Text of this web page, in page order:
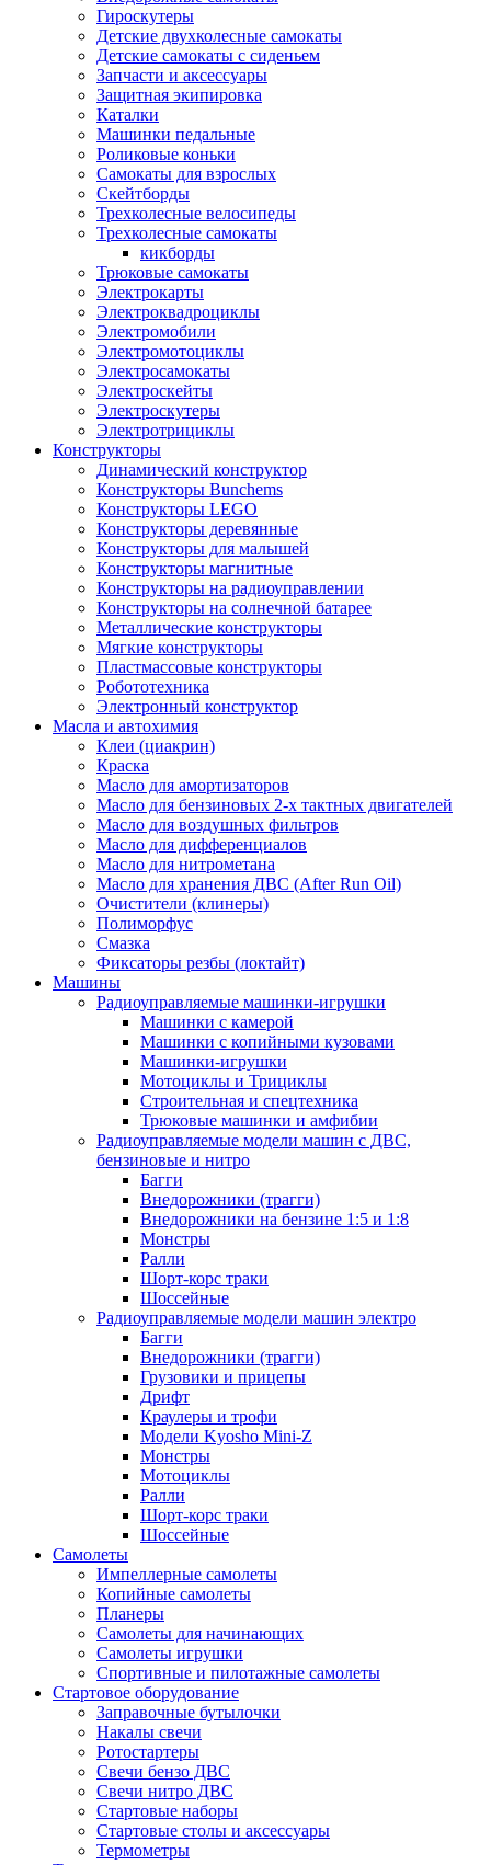
Гироскутеры
Детские двухколесные самокаты
Детские самокаты с сиденьем
Запчасти и аксессуары
Защитная экипировка
Каталки
Машинки педальные
Роликовые коньки
Самокаты для взрослых
Скейтборды
Трехколесные велосипеды
Трехколесные самокаты
кикборды
Трюковые самокаты
Электрокарты
Электроквадроциклы
Электромобили
Электромотоциклы
Электросамокаты
Электроскейты
Электроскутеры
Электротрициклы
Конструкторы
Динамический конструктор
Конструкторы Bunchems
Конструкторы LEGO
Конструкторы деревянные
Конструкторы для малышей
Конструкторы магнитные
Конструкторы на радиоуправлении
Конструкторы на солнечной батарее
Металлические конструкторы
Мягкие конструкторы
Пластмассовые конструкторы
Робототехника
Электронный конструктор
Масла и автохимия
Клеи (циакрин)
Краска
Масло для амортизаторов
Масло для бензиновых 2-х тактных двигателей
Масло для воздушных фильтров
Масло для дифференциалов
Масло для нитрометана
Масло для хранения ДВС (After Run Oil)
Очистители (клинеры)
Полиморфус
Смазка
Фиксаторы резбы (локтайт)
Машины
Радиоуправляемые машинки-игрушки
Машинки с камерой
Машинки с копийными кузовами
Машинки-игрушки
Мотоциклы и Трициклы
Строительная и спецтехника
Трюковые машинки и амфибии
Радиоуправляемые модели машин с ДВС,
бензиновые и нитро
Багги
Внедорожники (трагги)
Внедорожники на бензине 1:5 и 1:8
Монстры
Ралли
Шорт-корс траки
Шоссейные
Радиоуправляемые модели машин электро
Багги
Внедорожники (трагги)
Грузовики и прицепы
Дрифт
Краулеры и трофи
Модели Kyosho Mini-Z
Монстры
Мотоциклы
Ралли
Шорт-корс траки
Шоссейные
Самолеты
Импеллерные самолеты
Копийные самолеты
Планеры
Самолеты для начинающих
Самолеты игрушки
Спортивные и пилотажные самолеты
Стартовое оборудование
Заправочные бутылочки
Накалы свечи
Ротостартеры
Свечи бензо ДВС
Свечи нитро ДВС
Стартовые наборы
Стартовые столы и аксессуары
Термометры